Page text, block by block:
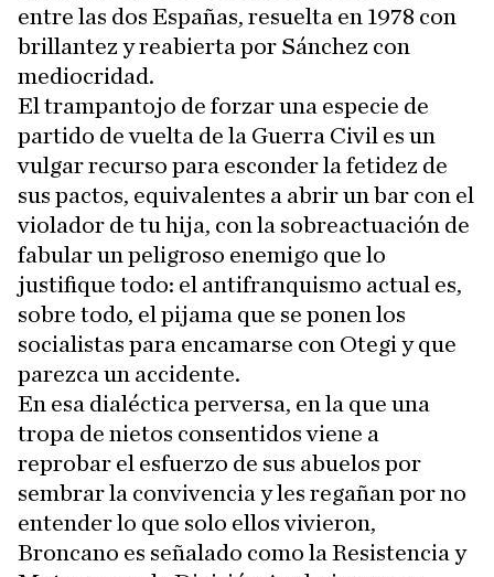
entre las dos Españas, resuelta en 1978 con
brillantez y reabierta por Sánchez con
mediocridad.
El trampantojo de forzar una especie de
partido de vuelta de la Guerra Civil es un
vulgar recurso para esconder la fetidez de
sus pactos, equivalentes a abrir un bar con el
violador de tu hija, con la sobreactuación de
fabular un peligroso enemigo que lo
justifique todo: el antifranquismo actual es,
sobre todo, el pijama que se ponen los
socialistas para encamarse con Otegi y que
parezca un accidente.
En esa dialéctica perversa, en la que una
tropa de nietos consentidos viene a
reprobar el esfuerzo de sus abuelos por
sembrar la convivencia y les regañan por no
entender lo que solo ellos vivieron,
Broncano es señalado como la Resistencia y